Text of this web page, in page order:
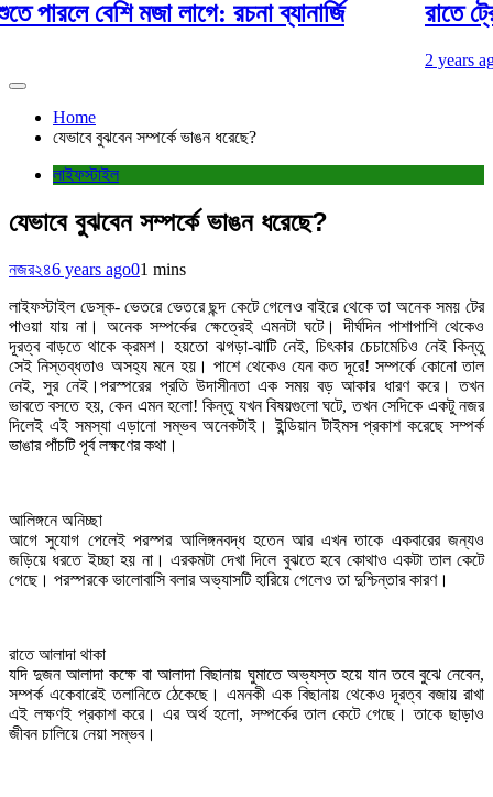
বেশি মজা লাগে: রচনা ব্যানার্জি রাতে
2 years ago
Home
যেভাবে বুঝবেন সম্পর্কে ভাঙন ধরেছে?
লাইফস্টাইল
যেভাবে বুঝবেন সম্পর্কে ভাঙন ধরেছে?
নজর২৪6 years ago01 mins
লাইফস্টাইল ডেস্ক- ভেতরে ভেতরে ছন্দ কেটে গেলেও বাইরে থেকে তা অনেক সময় টের
পাওয়া যায় না। অনেক সম্পর্কের ক্ষেত্রেই এমনটা ঘটে। দীর্ঘদিন পাশাপাশি থেকেও
দূরত্ব বাড়তে থাকে ক্রমশ। হয়তো ঝগড়া-ঝাটি নেই, চিৎকার চেচামেচিও নেই কিন্তু
সেই নিস্তব্ধতাও অসহ্য মনে হয়। পাশে থেকেও যেন কত দূরে! সম্পর্কে কোনো তাল
নেই, সুর নেই।পরস্পরের প্রতি উদাসীনতা এক সময় বড় আকার ধারণ করে। তখন
ভাবতে বসতে হয়, কেন এমন হলো! কিন্তু যখন বিষয়গুলো ঘটে, তখন সেদিকে একটু নজর
দিলেই এই সমস্যা এড়ানো সম্ভব অনেকটাই। ইন্ডিয়ান টাইমস প্রকাশ করেছে সম্পর্ক
ভাঙার পাঁচটি পূর্ব লক্ষণের কথা।
আলিঙ্গনে অনিচ্ছা
আগে সুযোগ পেলেই পরস্পর আলিঙ্গনবদ্ধ হতেন আর এখন তাকে একবারের জন্যও
জড়িয়ে ধরতে ইচ্ছা হয় না। এরকমটা দেখা দিলে বুঝতে হবে কোথাও একটা তাল কেটে
গেছে। পরস্পরকে ভালোবাসি বলার অভ্যাসটি হারিয়ে গেলেও তা দুশ্চিন্তার কারণ।
রাতে আলাদা থাকা
যদি দুজন আলাদা কক্ষে বা আলাদা বিছানায় ঘুমাতে অভ্যস্ত হয়ে যান তবে বুঝে নেবেন,
সম্পর্ক একেবারেই তলানিতে ঠেকেছে। এমনকী এক বিছানায় থেকেও দূরত্ব বজায় রাখা
এই লক্ষণই প্রকাশ করে। এর অর্থ হলো, সম্পর্কের তাল কেটে গেছে। তাকে ছাড়াও
জীবন চালিয়ে নেয়া সম্ভব।